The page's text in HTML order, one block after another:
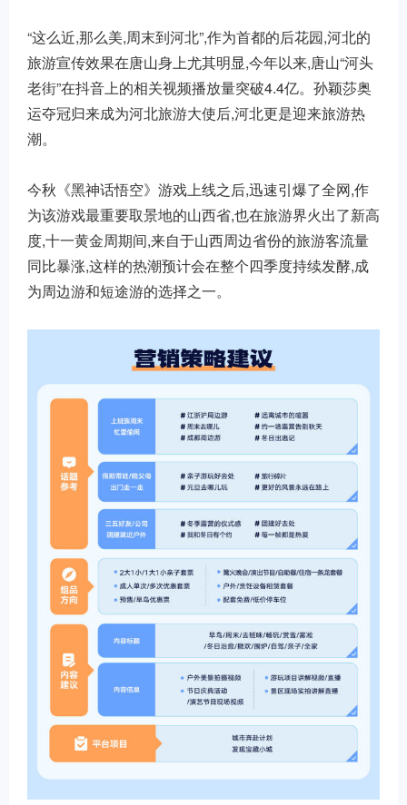
“这么近,那么美,周末到河北”,作为首都的后花园,河北的
旅游宣传效果在唐山身上尤其明显,今年以来,唐山“河头
老街”在抖音上的相关视频播放量突破4.4亿。孙颖莎奥
运夺冠归来成为河北旅游大使后,河北更是迎来旅游热
潮。
今秋《黑神话悟空》游戏上线之后,迅速引爆了全网,作
为该游戏最重要取景地的山西省,也在旅游界火出了新高
度,十一黄金周期间,来自于山西周边省份的旅游客流量
同比暴涨,这样的热潮预计会在整个四季度持续发酵,成
为周边游和短途游的选择之一。